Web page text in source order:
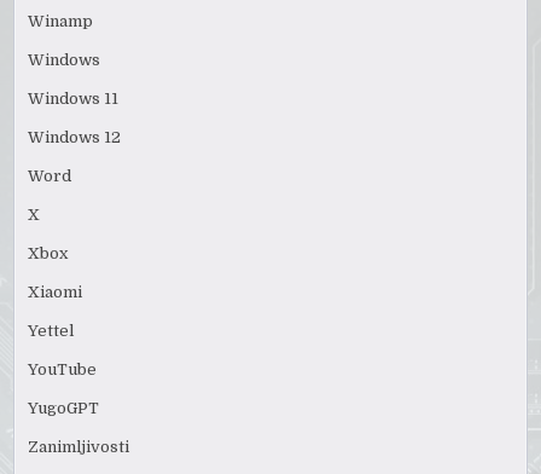
Winamp
Windows
Windows 11
Windows 12
Word
X
Xbox
Xiaomi
Yettel
YouTube
YugoGPT
Zanimljivosti